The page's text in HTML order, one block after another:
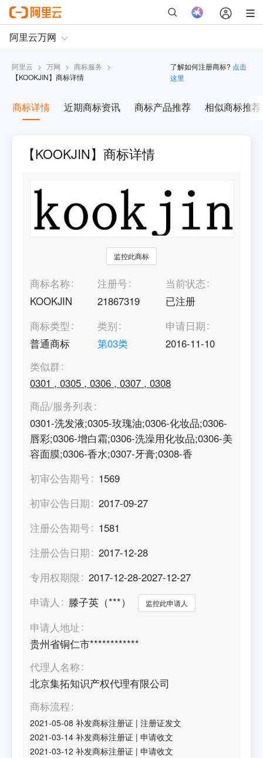
阿里云 > 万网 > 商标服务 >
【KOOKJIN】商标详情
了解如何注册商标? 点击
这里
商标详情 近期商标资讯 商标产品推荐 相似商标推荐
【KOOKJIN】商标详情
监控此商标
商标名称
KOOKJIN
注册号
21867319
当前状态
已注册
商标类型
普通商标
类别
第03类
申请日期
2016-11-10
类似群
0301 ,0305 ,0306 ,0307 ,0308
商品/服务列表
0301-洗发液;0305-玫瑰油;0306-化妆品;0306-
唇彩;0306-增白霜;0306-洗澡用化妆品;0306-美
容面膜;0306-香水;0307-牙膏;0308-香
初审公告期号
1569
初审公告日期
2017-09-27
注册公告期号
1581
注册公告日期
2017-12-28
专用权期限
2017-12-28-2027-12-27
申请人
滕子英（***） 监控此申请人
申请人地址
贵州省铜仁市************
代理人名称
北京集拓知识产权代理有限公司
商标流程
2021-05-08 补发商标注册证 |注册证发文
2021-03-14 补发商标注册证 |申请收文
2021-03-12 补发商标注册证 |申请收文